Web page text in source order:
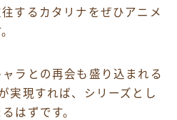
するカタリナをぜひアニメ
ラとの再会も盛り込まれる
実現すれば、シリーズとし
はずです。